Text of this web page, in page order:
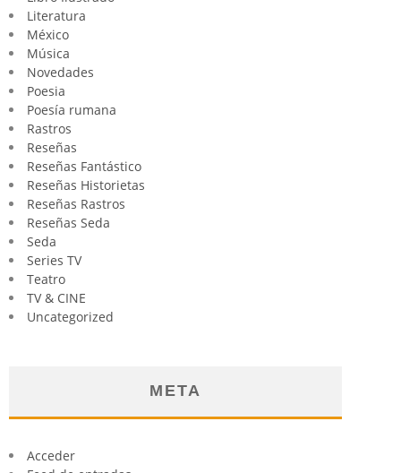
Literatura
México
Música
Novedades
Poesia
Poesía rumana
Rastros
Reseñas
Reseñas Fantástico
Reseñas Historietas
Reseñas Rastros
Reseñas Seda
Seda
Series TV
Teatro
TV & CINE
Uncategorized
META
Acceder